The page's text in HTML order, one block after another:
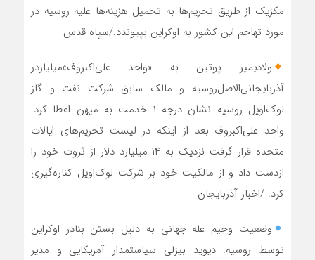
مکزیک از طریق تحریم‌ها به تحمیل هزینه‌ها علیه روسیه در
مورد تهاجم این کشور به اوکراین بپیوندد./سپاه قدس
ولادیمیر پوتین به «واحد علی‌اکبروف»میلیاردر
آذربایجانی‌الاصل‌روسیه و مالک سابق شرکت نفت و گاز
لوک‌اویل روسیه نشان درجه ۱ خدمت به میهن اعطا کرد.
واحد علی‌اکبروف بعد از اینکه در لیست تحریم‌های ایالات
متحده قرار گرفت نزدیک به ۱۴ میلیارد دلار از ثروت خود را
ازدست داد و از مالکیت خود بر شرکت لوک‌اویل کناره‌گیری
کرد. /اخبار آذربایجان
وضعیت وخیم غله جهانی به دلیل بستن بنادر اوکراین
توسط روسیه. دیوید بیزلی سیاستمدار آمریکایی و مدیر